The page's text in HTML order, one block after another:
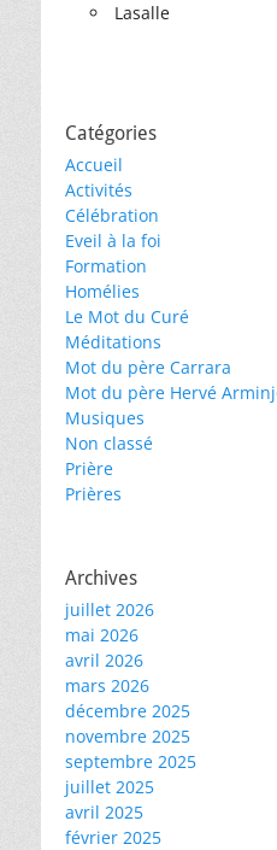
Lasalle
Catégories
Accueil
Activités
Célébration
Eveil à la foi
Formation
Homélies
Le Mot du Curé
Méditations
Mot du père Carrara
Mot du père Hervé
Musiques
Non classé
Prière
Prières
Archives
juillet 2026
mai 2026
avril 2026
mars 2026
décembre 2025
novembre 2025
septembre 2025
juillet 2025
avril 2025
février 2025